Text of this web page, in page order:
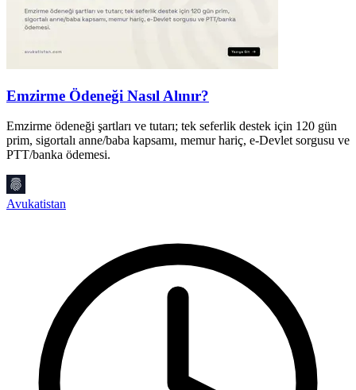
Emzirme Ödeneği Nasıl Alınır?
Emzirme ödeneği şartları ve tutarı; tek seferlik destek için 120 gün
prim, sigortalı anne/baba kapsamı, memur hariç, e-Devlet sorgusu ve
PTT/banka ödemesi.
Avukatistan